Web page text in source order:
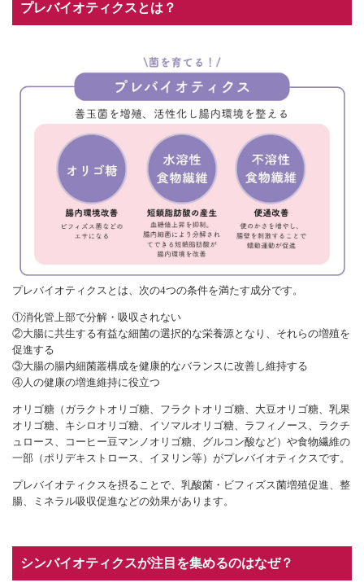
プレバイオティクスとは？
プレバイオティクスとは、次の4つの条件を満たす成分です。
①消化管上部で分解・吸収されない
②大腸に共生する有益な細菌の選択的な栄養源となり、それらの増殖を
促進する
③大腸の腸内細菌叢構成を健康的なバランスに改善し維持する
④人の健康の増進維持に役立つ
オリゴ糖（ガラクトオリゴ糖、フラクトオリゴ糖、大豆オリゴ糖、乳果
オリゴ糖、キシロオリゴ糖、イソマルオリゴ糖、ラフィノース、ラクチ
ュロース、コーヒー豆マンノオリゴ糖、グルコン酸など）や食物繊維の
一部（ポリデキストロース、イヌリン等）がプレバイオティクスです。
プレバイオティクスを摂ることで、乳酸菌・ビフィズス菌増殖促進、整
腸、ミネラル吸収促進などの効果があります。
シンバイオティクスが注目を集めるのはなぜ？